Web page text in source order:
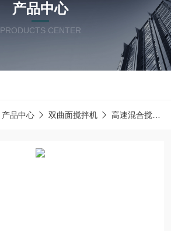
产品中心
PRODUCTS CENTER
产品中心 双曲面搅拌机 高速混合搅拌机